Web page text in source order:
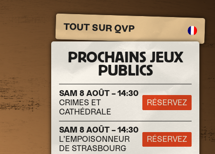
TOUT SUR QVP
PROCHAINS JEUX
PUBLICS
SAM 8 AOÛT – 14:30
CRIMES ET
CATHÉDRALE
RÉSERVEZ
SAM 8 AOÛT – 14:30
L’EMPOISONNEUR
DE STRASBOURG
RÉSERVEZ